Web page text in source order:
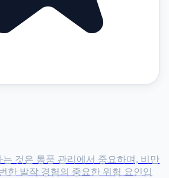
것은 통풍 관리에서 중요하며, 비만
한 발작 경험의 중요한 위험 요인입